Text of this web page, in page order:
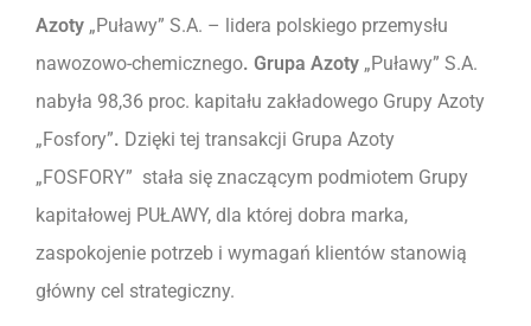
Azoty „Puławy” S.A. – lidera polskiego przemysłu
nawozowo-chemicznego. Grupa Azoty „Puławy” S.A.
nabyła 98,36 proc. kapitału zakładowego Grupy Azoty
„Fosfory”. Dzięki tej transakcji Grupa Azoty
„FOSFORY” stała się znaczącym podmiotem Grupy
kapitałowej PUŁAWY, dla której dobra marka,
zaspokojenie potrzeb i wymagań klientów stanowią
główny cel strategiczny.